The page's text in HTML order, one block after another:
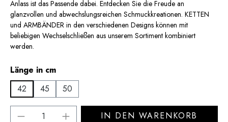
Anlass ist das Passende dabei. Entdecken Sie die Freude an
glanzvollen und abwechslungsreichen Schmuckkreationen. KETTEN
und ARMBÄNDER in den verschiedenen Designs können mit
beliebigen Wechselschließen aus unserem Sortiment kombiniert
werden.
Länge in cmauswählen
42
45 50
Produkt Anzahl: Gib den gewünschten
IN DEN WARENKORB